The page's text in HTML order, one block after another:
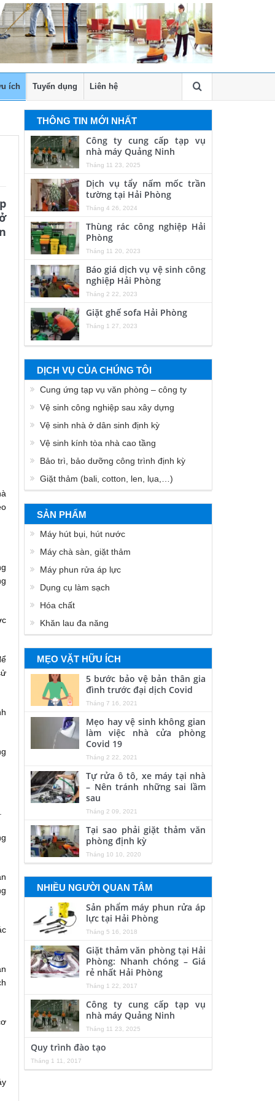
ích Tuyển dụng Liên hệ
THÔNG TIN MỚI NHẤT
Công ty cung cấp tạp vụ
nhà máy Quảng Ninh
Tháng 11 23, 2025
Dịch vụ tẩy nấm mốc trần
tường tại Hải Phòng
Tháng 4 26, 2024
Thùng rác công nghiệp Hải
Phòng
Tháng 11 20, 2023
Báo giá dịch vụ vệ sinh công
nghiệp Hải Phòng
Tháng 2 22, 2023
Giặt ghế sofa Hải Phòng
Tháng 1 27, 2023
DỊCH VỤ CỦA CHÚNG TÔI
Cung ứng tạp vụ văn phòng – công ty
Vệ sinh công nghiệp sau xây dựng
Vệ sinh nhà ở dân sinh định kỳ
Vệ sinh kính tòa nhà cao tầng
Bảo trì, bảo dưỡng công trình định kỳ
Giặt thảm (bali, cotton, len, lụa,…)
SẢN PHẨM
Máy hút bụi, hút nước
Máy chà sàn, giặt thảm
Máy phun rửa áp lực
Dụng cụ làm sạch
Hóa chất
Khăn lau đa năng
MẸO VẶT HỮU ÍCH
5 bước bảo vệ bản thân gia
đình trước đại dịch Covid
Tháng 7 16, 2021
Mẹo hay vệ sinh không gian
làm việc nhà cửa phòng
Covid 19
Tháng 2 22, 2021
Tự rửa ô tô, xe máy tại nhà
– Nên tránh những sai lầm
sau
Tháng 2 09, 2021
Tại sao phải giặt thảm văn
phòng định kỳ
Tháng 10 10, 2020
NHIỀU NGƯỜI QUAN TÂM
Sản phẩm máy phun rửa áp
lực tại Hải Phòng
Tháng 5 16, 2018
Giặt thảm văn phòng tại Hải
Phòng: Nhanh chóng – Giá
rẻ nhất Hải Phòng
Tháng 1 22, 2017
Công ty cung cấp tạp vụ
nhà máy Quảng Ninh
Tháng 11 23, 2025
Quy trình đào tạo
Tháng 1 11, 2017